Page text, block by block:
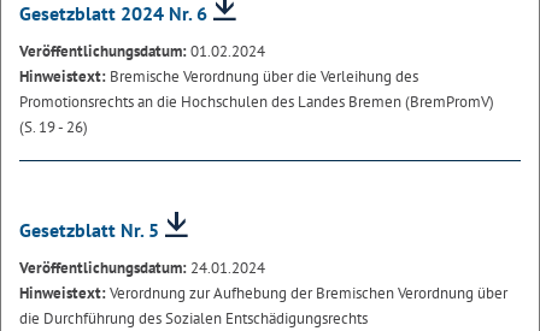
Gesetzblatt 2024 Nr. 6
Veröffentlichungsdatum:01.02.2024
Hinweistext: Bremische Verordnung über die Verleihung des
Promotionsrechts an die Hochschulen des Landes Bremen (BremPromV)
(S. 19 - 26)
Gesetzblatt Nr. 5
Veröffentlichungsdatum: 24.01.2024
Hinweistext:Verordnung zur Aufhebung der Bremischen Verordnung über
die Durchführung des Sozialen Entschädigungsrechts